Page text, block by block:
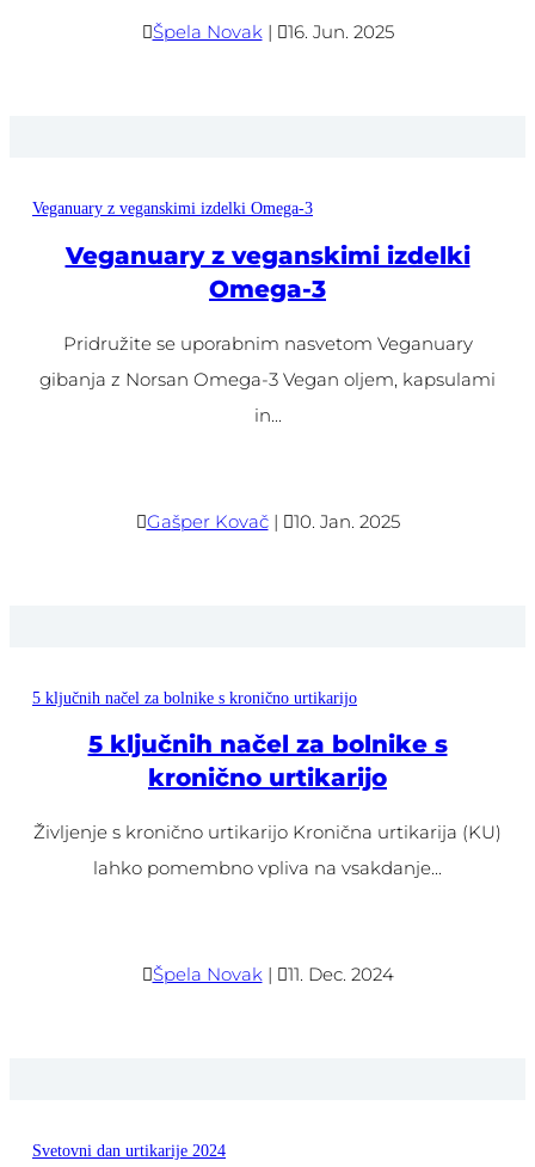
Špela Novak | 16. Jun. 2025
Veganuary z veganskimi izdelki Omega-3
Veganuary z veganskimi izdelki
Omega-3
Pridružite se uporabnim nasvetom Veganuary
gibanja z Norsan Omega-3 Vegan oljem, kapsulami
in...
Gašper Kovač | 10. Jan. 2025
5 ključnih načel za bolnike s kronično urtikarijo
5 ključnih načel za bolnike s
kronično urtikarijo
Življenje s kronično urtikarijo Kronična urtikarija (KU)
lahko pomembno vpliva na vsakdanje...
Špela Novak | 11. Dec. 2024
Svetovni dan urtikarije 2024